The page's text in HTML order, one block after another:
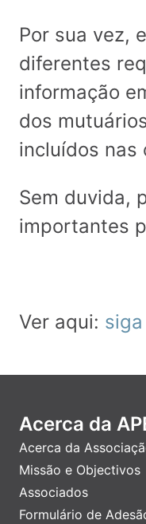
Por sua vez,
diferentes
informação
dos
incluídos nas
Sem duvida,
importantes
Ver aqui:
Acerca da
Acerca da
Missão e Objectivos
Associados
Formulário de